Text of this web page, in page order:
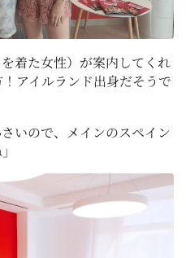
着た女性）が案内してくれ
アイルランド出身だそうで
いので、メインのスペイン